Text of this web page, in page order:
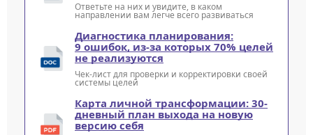
Ответьте на них и увидите, в каком
направлении вам легче всего развиваться
Диагностика планирования:
9 ошибок, из-за которых 70% целей
не реализуются
Чек-лист для проверки и корректировки своей
системы целей
Карта личной трансформации: 30-
дневный план выхода на новую
версию себя